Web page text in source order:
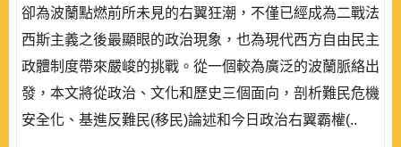
卻為波蘭點燃前所未見的右翼狂潮，不僅已經成為二戰法
西斯主義之後最顯眼的政治現象，也為現代西方自由民主
政體制度帶來嚴峻的挑戰。從一個較為廣泛的波蘭脈絡出
發，本文將從政治、文化和歷史三個面向，剖析難民危機
安全化、基進反難民(移民)論述和今日政治右翼霸權(..